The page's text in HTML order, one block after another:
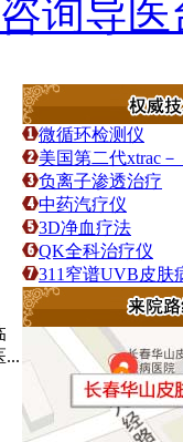
询导医
...
微循环检测仪
美国第二代xtrac
负离子渗透治疗
中药汽疗仪
3D净血疗法
QK全科治疗仪
311窄谱UVB皮肤